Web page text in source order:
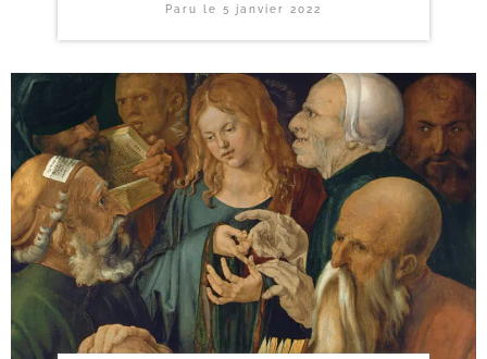
Paru le 5 janvier 2022